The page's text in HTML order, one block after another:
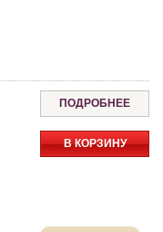
ПОДРОБНЕЕ
В КОРЗИНУ